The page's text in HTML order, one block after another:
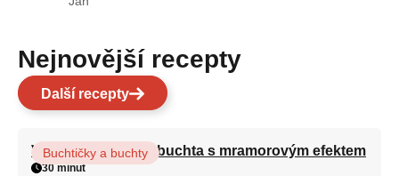
Nejnovější recepty
Další recepty
Vláčná olejová litá buchta s mramorovým efektem
Buchtičky a buchty
30 minut